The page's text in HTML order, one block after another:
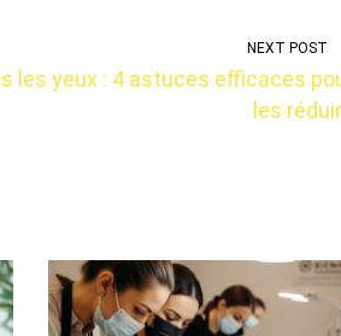
NEXT POST
les yeux : 4 astuces efficaces
les